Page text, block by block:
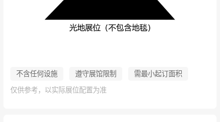
不含任何设施 遵守展馆限制 需最小起订面积
仅供参考，以实际展位配置为准